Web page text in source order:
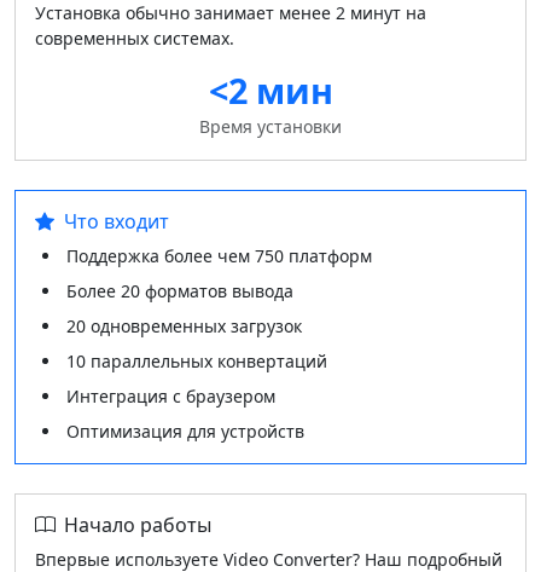
Установка обычно занимает менее 2 минут на
современных системах.
<2 мин
Время установки
Что входит
Поддержка более чем 750 платформ
Более 20 форматов вывода
20 одновременных загрузок
10 параллельных конвертаций
Интеграция с браузером
Оптимизация для устройств
Начало работы
Впервые используете Video Converter? Наш подробный